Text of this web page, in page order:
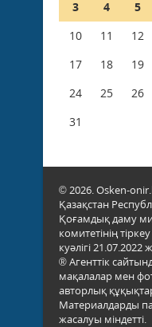
3
4 5
10
11 12
17
18 19
24
25 26
31
© 2026. Osken-
Қазақстан
Қоғамдық даму
комитетінің
куәлігі 21.07.2022
® Агенттік
мақалалар мен
авторлық
Материалдарды
жасалуы міндетті.